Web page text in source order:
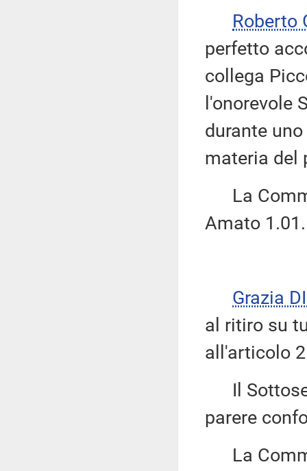
Roberto
perfetto
collega
l'onorevole
durante
materia del
La
Amato 1.01.
Grazia
al ritiro su
all'articolo
Il
parere
La